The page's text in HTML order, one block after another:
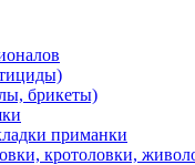
брикеты)
приманки
кротоловки,